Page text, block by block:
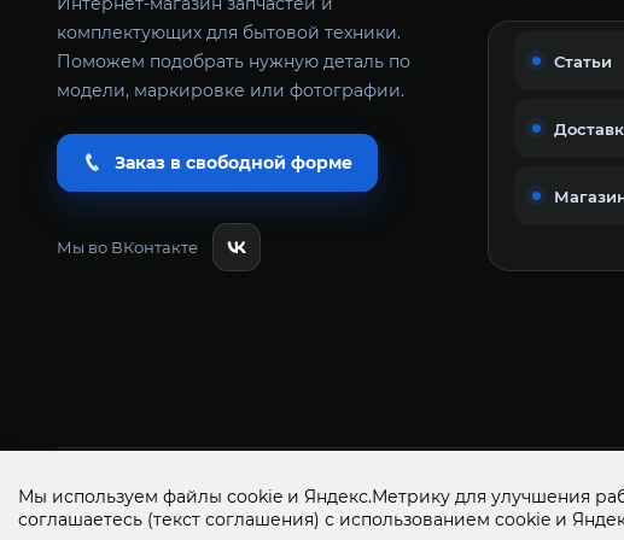
комплектующих для бытовой техники.
Поможем подобрать нужную деталь по
модели, маркировке или фотографии.
Заказ в свободной форме
Мы во ВКонтакте
Статьи
Всё Сам+ запчасти и аксессуары для бытовой техники © 2015-
Мы используем файлы cookie и Яндекс.Метрику для улучшения
соглашаетесь (текст соглашения) с использованием cookie и